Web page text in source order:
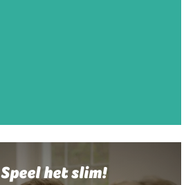
Speel het slim!